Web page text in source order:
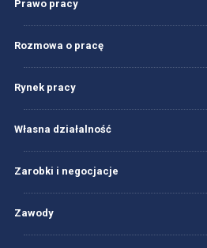
Prawo pracy
Rozmowa o pracę
Rynek pracy
Własna działalność
Zarobki i negocjacje
Zawody